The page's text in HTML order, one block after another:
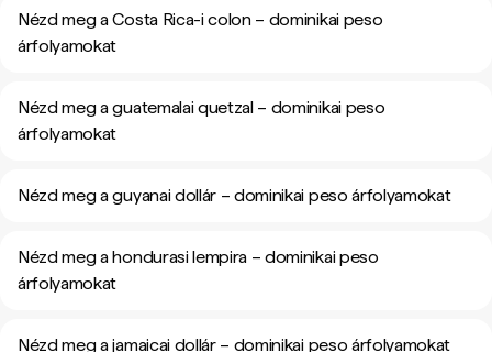
Nézd meg a Costa Rica-i colon – dominikai peso
árfolyamokat
Nézd meg a guatemalai quetzal – dominikai peso
árfolyamokat
Nézd meg a guyanai dollár – dominikai peso árfolyamokat
Nézd meg a hondurasi lempira – dominikai peso
árfolyamokat
Nézd meg a jamaicai dollár – dominikai peso árfolyamokat